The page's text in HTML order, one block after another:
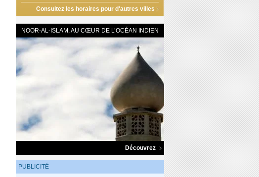
Consultez les horaires pour d'autres villes
NOOR-AL-ISLAM, AU CŒUR DE L’OCÉAN INDIEN
Découvrez
PUBLICITÉ